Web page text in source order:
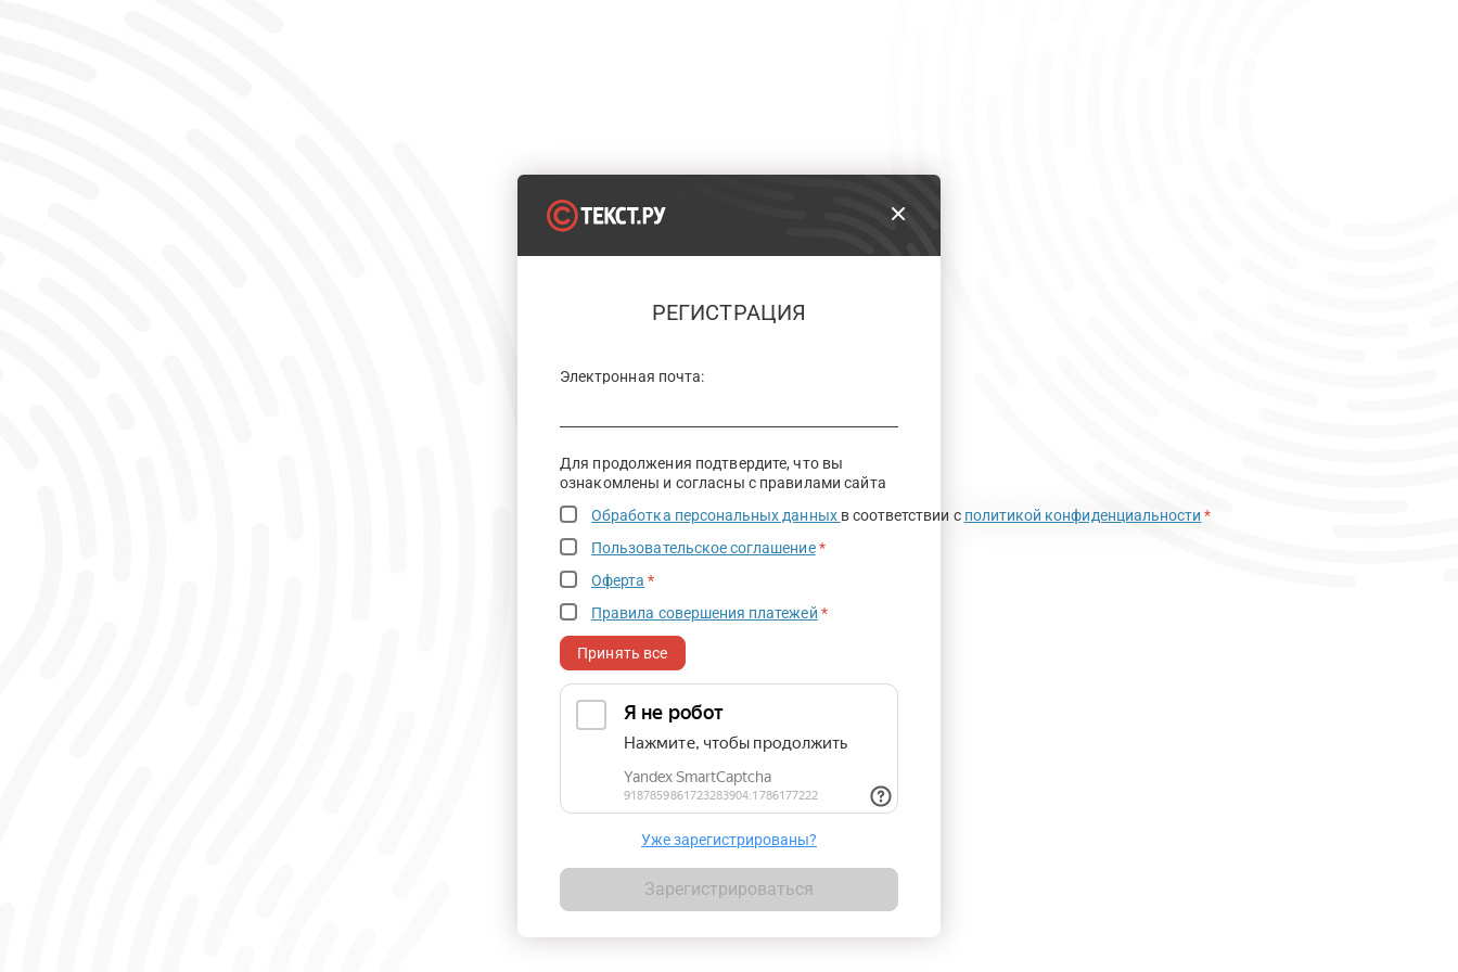
РЕГИСТРАЦИЯ
Электронная почта:
Для продолжения подтвердите, что вы
ознакомлены и согласны с правилами сайта
Обработка персональных данных в соответствии с политикой конфиденциальности *
Пользовательское соглашение *
Оферта *
Правила совершения платежей *
Принять все
Уже зарегистрированы?
Зарегистрироваться